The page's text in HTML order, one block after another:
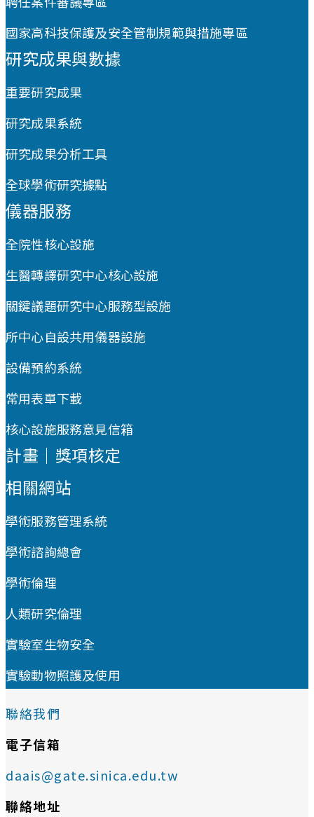
國家高科技保護及安全管制規範與措施專區
研究成果與數據
重要研究成果
研究成果系統
研究成果分析工具
全球學術研究據點
儀器服務
全院性核心設施
生醫轉譯研究中心核心設施
關鍵議題研究中心服務型設施
所中心自設共用儀器設施
設備預約系統
常用表單下載
核心設施服務意見信箱
計畫｜獎項核定
相關網站
學術服務管理系統
學術諮詢總會
學術倫理
人類研究倫理
實驗室生物安全
實驗動物照護及使用
聯絡我們
電子信箱
daais@gate.sinica.edu.tw
聯絡地址